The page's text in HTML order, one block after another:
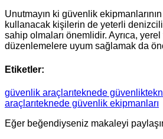
Unutmayın ki güvenlik ekipmanlarının
kullanacak kişilerin de yeterli
sahip olmaları önemlidir. Ayrıca,
düzenlemelere uyum sağlamak da
Etiketler:
güvenlik araçlarıteknede güvenlik
araçlarıteknede güvenlik ekipmanları
Eğer beğendiyseniz makaleyi